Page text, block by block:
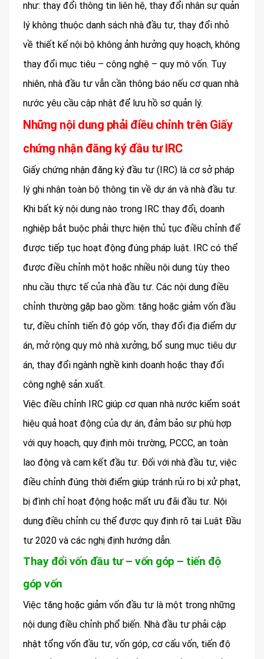
như: thay đổi thông tin liên hệ, thay đổi nhân sự quản
lý không thuộc danh sách nhà đầu tư, thay đổi nhỏ
về thiết kế nội bộ không ảnh hưởng quy hoạch, không
thay đổi mục tiêu – công nghệ – quy mô vốn. Tuy
nhiên, nhà đầu tư vẫn cần thông báo nếu cơ quan nhà
nước yêu cầu cập nhật để lưu hồ sơ quản lý.
Những nội dung phải điều chỉnh trên Giấy
chứng nhận đăng ký đầu tư IRC
Giấy chứng nhận đăng ký đầu tư (IRC) là cơ sở pháp
lý ghi nhận toàn bộ thông tin về dự án và nhà đầu tư.
Khi bất kỳ nội dung nào trong IRC thay đổi, doanh
nghiệp bắt buộc phải thực hiện thủ tục điều chỉnh để
được tiếp tục hoạt động đúng pháp luật. IRC có thể
được điều chỉnh một hoặc nhiều nội dung tùy theo
nhu cầu thực tế của nhà đầu tư. Các nội dung điều
chỉnh thường gặp bao gồm: tăng hoặc giảm vốn đầu
tư, điều chỉnh tiến độ góp vốn, thay đổi địa điểm dự
án, mở rộng quy mô nhà xưởng, bổ sung mục tiêu dự
án, thay đổi ngành nghề kinh doanh hoặc thay đổi
công nghệ sản xuất.
Việc điều chỉnh IRC giúp cơ quan nhà nước kiểm soát
hiệu quả hoạt động của dự án, đảm bảo sự phù hợp
với quy hoạch, quy định môi trường, PCCC, an toàn
lao động và cam kết đầu tư. Đối với nhà đầu tư, việc
điều chỉnh đúng thời điểm giúp tránh rủi ro bị xử phạt,
bị đình chỉ hoạt động hoặc mất ưu đãi đầu tư. Nội
dung điều chỉnh cụ thể được quy định rõ tại Luật Đầu
tư 2020 và các nghị định hướng dẫn.
Thay đổi vốn đầu tư – vốn góp – tiến độ
góp vốn
Việc tăng hoặc giảm vốn đầu tư là một trong những
nội dung điều chỉnh phổ biến. Nhà đầu tư phải cập
nhật tổng vốn đầu tư, vốn góp, cơ cấu vốn, tiến độ